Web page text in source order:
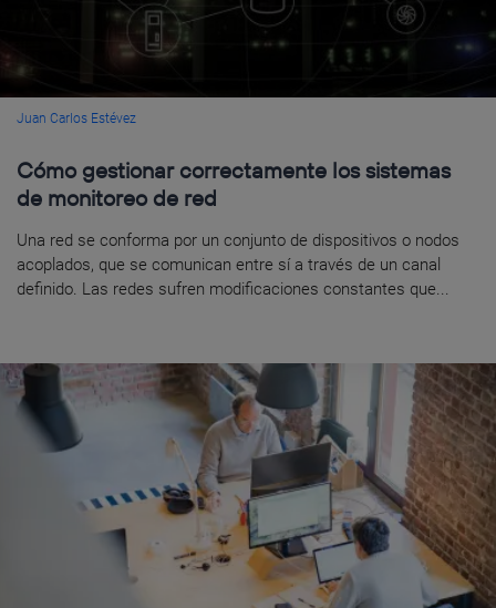
Juan Carlos Estévez
Cómo gestionar correctamente los sistemas
de monitoreo de red
Una red se conforma por un conjunto de dispositivos o nodos
acoplados, que se comunican entre sí a través de un canal
definido. Las redes sufren modificaciones constantes que...